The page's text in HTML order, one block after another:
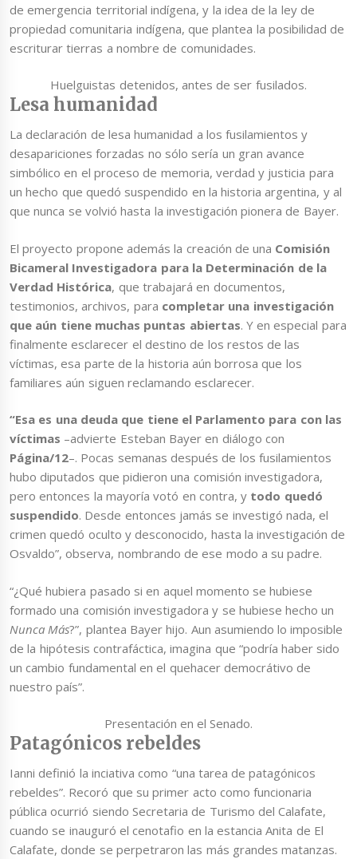
de emergencia territorial indígena, y la idea de la ley de
propiedad comunitaria indígena, que plantea la posibilidad de
escriturar tierras a nombre de comunidades.
Huelguistas detenidos, antes de ser fusilados.
Lesa humanidad
La declaración de lesa humanidad a los fusilamientos y
desapariciones forzadas no sólo sería un gran avance
simbólico en el proceso de memoria, verdad y justicia para
un hecho que quedó suspendido en la historia argentina, y al
que nunca se volvió hasta la investigación pionera de Bayer.
El proyecto propone además la creación de una Comisión
Bicameral Investigadora para la Determinación de la
Verdad Histórica, que trabajará en documentos,
testimonios, archivos, para completar una investigación
que aún tiene muchas puntas abiertas. Y en especial para
finalmente esclarecer el destino de los restos de las
víctimas, esa parte de la historia aún borrosa que los
familiares aún siguen reclamando esclarecer.
“Esa es una deuda que tiene el Parlamento para con las
víctimas –advierte Esteban Bayer en diálogo con
Página/12–. Pocas semanas después de los fusilamientos
hubo diputados que pidieron una comisión investigadora,
pero entonces la mayoría votó en contra, y todo quedó
suspendido. Desde entonces jamás se investigó nada, el
crimen quedó oculto y desconocido, hasta la investigación de
Osvaldo”, observa, nombrando de ese modo a su padre.
“¿Qué hubiera pasado si en aquel momento se hubiese
formado una comisión investigadora y se hubiese hecho un
Nunca Más?”, plantea Bayer hijo. Aun asumiendo lo imposible
de la hipótesis contrafáctica, imagina que “podría haber sido
un cambio fundamental en el quehacer democrátivo de
nuestro país”.
Presentación en el Senado.
Patagónicos rebeldes
Ianni definió la inciativa como “una tarea de patagónicos
rebeldes”. Recoró que su primer acto como funcionaria
pública ocurrió siendo Secretaria de Turismo del Calafate,
cuando se inauguró el cenotafio en la estancia Anita de El
Calafate, donde se perpetraron las más grandes matanzas.